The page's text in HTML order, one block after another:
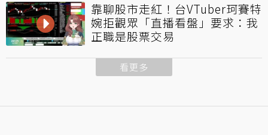
靠聊股市走紅！台VTuber珂賽特
婉拒觀眾「直播看盤」要求：我
正職是股票交易
看更多